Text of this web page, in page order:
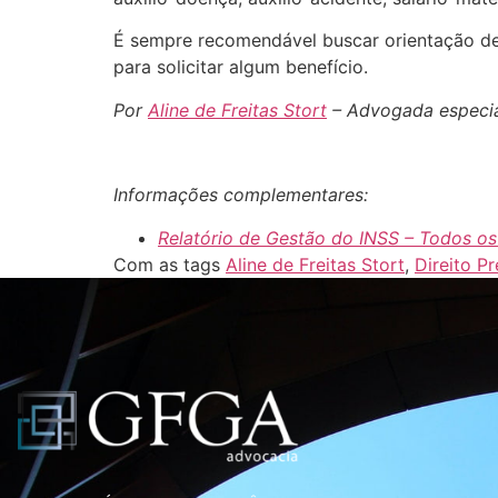
É sempre recomendável buscar orientação
para solicitar algum benefício.
Por Aline de Freitas Stort – Advogada
Informações complementares:
Relatório de Gestão do INSS – Todos
Com as tags Aline de Freitas Stort, Direito